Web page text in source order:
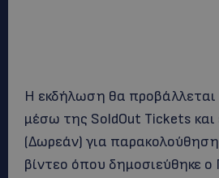
Η εκδήλωση θα προβάλλεται
μέσω της SoldOut Tickets και
(Δωρεάν) για
βίντεο όπου δημοσιεύθηκε ο